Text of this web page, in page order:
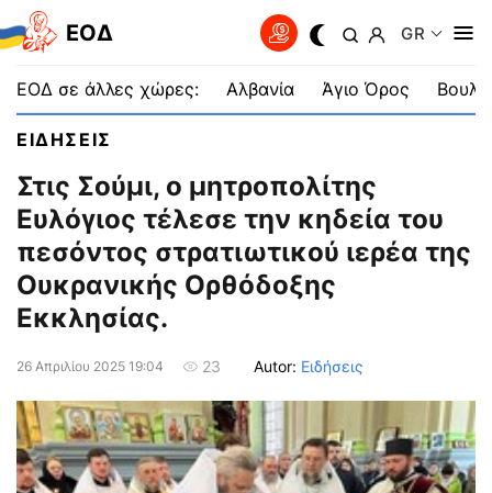
EOΔ GR
ΕΟΔ σε άλλες χώρες: Αλβανία Άγιο Όρος
ΕΙΔΗΣΕΙΣ
Στις Σούμι, ο μητροπολίτης
Ευλόγιος τέλεσε την κηδεία του
πεσόντος στρατιωτικού ιερέα της
Ουκρανικής Ορθόδοξης
Εκκλησίας.
26 Απριλίου 2025 19:04 23 Autor: Ειδήσεις